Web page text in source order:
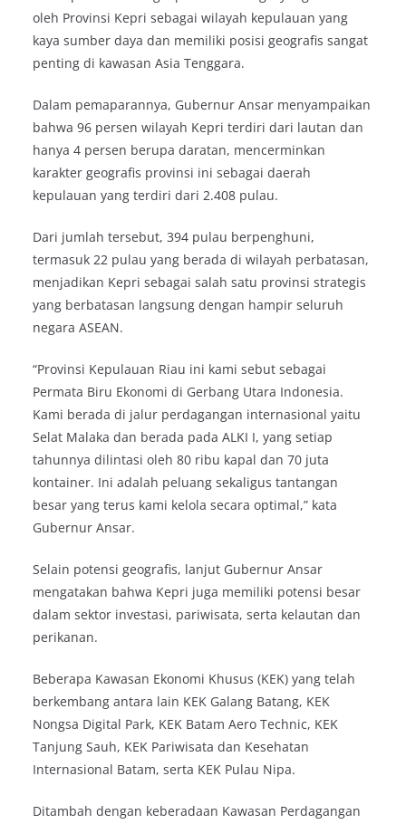
oleh Provinsi Kepri sebagai wilayah kepulauan yang
kaya sumber daya dan memiliki posisi geografis sangat
penting di kawasan Asia Tenggara.
Dalam pemaparannya, Gubernur Ansar menyampaikan
bahwa 96 persen wilayah Kepri terdiri dari lautan dan
hanya 4 persen berupa daratan, mencerminkan
karakter geografis provinsi ini sebagai daerah
kepulauan yang terdiri dari 2.408 pulau.
Dari jumlah tersebut, 394 pulau berpenghuni,
termasuk 22 pulau yang berada di wilayah perbatasan,
menjadikan Kepri sebagai salah satu provinsi strategis
yang berbatasan langsung dengan hampir seluruh
negara ASEAN.
“Provinsi Kepulauan Riau ini kami sebut sebagai
Permata Biru Ekonomi di Gerbang Utara Indonesia.
Kami berada di jalur perdagangan internasional yaitu
Selat Malaka dan berada pada ALKI I, yang setiap
tahunnya dilintasi oleh 80 ribu kapal dan 70 juta
kontainer. Ini adalah peluang sekaligus tantangan
besar yang terus kami kelola secara optimal,” kata
Gubernur Ansar.
Selain potensi geografis, lanjut Gubernur Ansar
mengatakan bahwa Kepri juga memiliki potensi besar
dalam sektor investasi, pariwisata, serta kelautan dan
perikanan.
Beberapa Kawasan Ekonomi Khusus (KEK) yang telah
berkembang antara lain KEK Galang Batang, KEK
Nongsa Digital Park, KEK Batam Aero Technic, KEK
Tanjung Sauh, KEK Pariwisata dan Kesehatan
Internasional Batam, serta KEK Pulau Nipa.
Ditambah dengan keberadaan Kawasan Perdagangan